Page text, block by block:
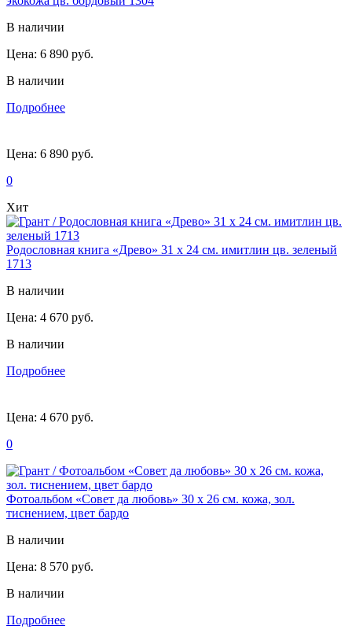
В наличии
Цена: 6 890 руб.
В наличии
Подробнее
Цена: 6 890 руб.
0
Хит
Родословная книга «Древо» 31 х 24 см. имитлин цв. зеленый
1713
В наличии
Цена: 4 670 руб.
В наличии
Подробнее
Цена: 4 670 руб.
0
Фотоальбом «Совет да любовь» 30 х 26 см. кожа, зол.
тиснением, цвет бардо
В наличии
Цена: 8 570 руб.
В наличии
Подробнее